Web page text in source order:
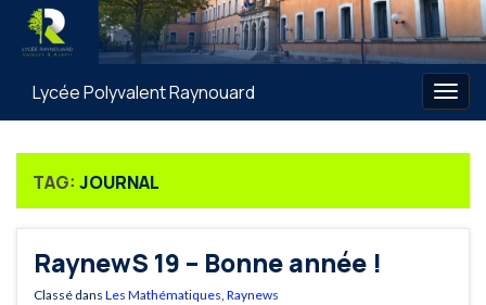
Lycée Polyvalent Raynouard
TAG: JOURNAL
RaynewS 19 – Bonne année !
Classé dans Les Mathématiques Raynews